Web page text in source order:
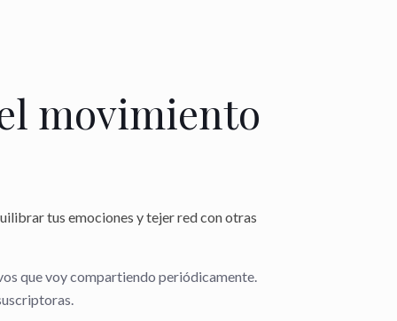
movimiento
tus emociones ytejer red con otras
que voy compartiendo periódicamente.